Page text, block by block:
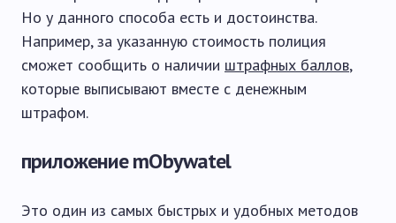
Но у данного способа есть и достоинства.
Например, за указанную стоимость полиция
сможет сообщить о наличии штрафных баллов,
которые выписывают вместе с денежным
штрафом.
приложение mObywatel
Это один из самых быстрых и удобных методов